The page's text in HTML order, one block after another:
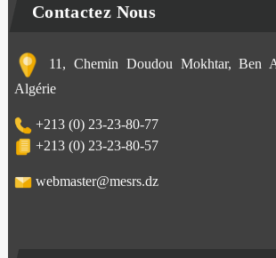
Contactez Nous
11, Chemin Doudou Mokhtar, Ben
Algérie
+213 (0) 23-23-80-77
+213 (0) 23-23-80-57
webmaster@mesrs.dz